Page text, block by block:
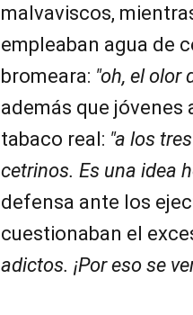
malvaviscos,
empleaban agua de
bromeara: "oh, el olor
además que
tabaco real: "a los
cetrinos. Es una idea
defensa ante los
cuestionaban el
adictos. ¡Por eso se